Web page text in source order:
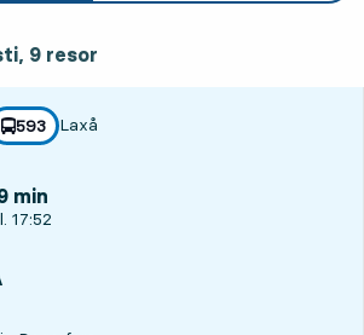
9 resor
linje
593 Laxå
min
Kl. 17:52, om 19 min
17:52